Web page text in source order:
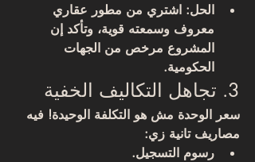
الحل: اشتري من مطور عقاري
معروف وسمعته قوية، وتأكد إن
المشروع مرخص من الجهات
الحكومية.
3. تجاهل التكاليف الخفية
سعر الوحدة مش هو التكلفة الوحيدة! فيه
مصاريف تانية زي:
رسوم التسجيل.